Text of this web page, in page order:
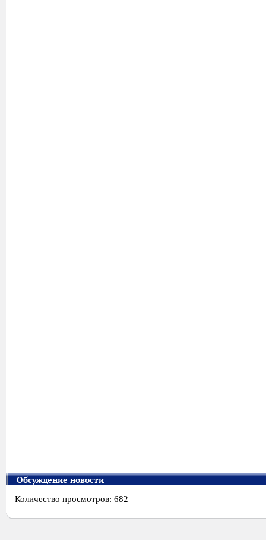
Обсуждение новости
Количество просмотров: 682